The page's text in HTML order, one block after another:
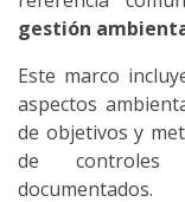
gestión
Este marco
aspectos
de objetivos y
de controles
documentados.